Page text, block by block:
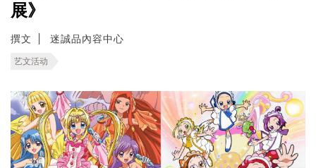
展》
撰文 迷誠品內容中心
艺文活动